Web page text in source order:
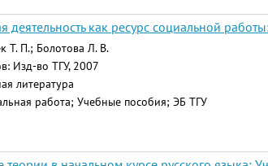
деятельность как ресурс социальной
Т. П.; Болотова Л. В.
Изд-во ТГУ, 2007
литература
работа; Учебные пособия; ЭБ ТГУ